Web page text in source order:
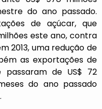
do ano passado.
de açúcar, que
este ano, contra
2013, uma redução de
as exportações de
passaram de US$ 72
do ano passado